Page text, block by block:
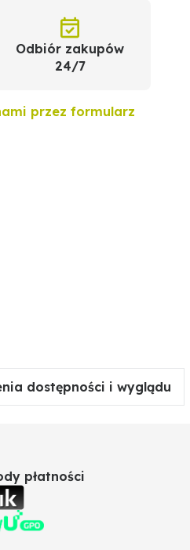
Odbiór zakupów
24/7
przez formularz
dostępności i wyglądu
płatności